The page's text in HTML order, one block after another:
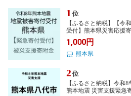
1 位
【ふるさと納税】【令
受付】熊本県災害応援
1,000円
熊本県
2位
【ふるさと納税】令和
熊本地震 災害支援緊急